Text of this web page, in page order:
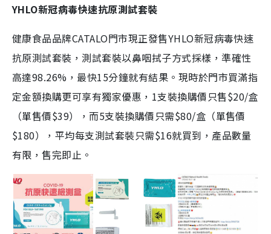
YHLO新冠病毒快速抗原測試套裝
健康食品品牌CATALO門市現正發售YHLO新冠病毒快速
抗原測試套裝，測試套裝以鼻咽拭子方式採樣，準確性
高達98.26%，最快15分鐘就有結果。現時於門市買滿指
定金額換購更可享有獨家優惠，1支裝換購價只售$20/盒
（單售價$39），而5支裝換購價只需$80/盒（單售價
$180），平均每支測試套裝只需$16就買到，產品數量
有限，售完即止。